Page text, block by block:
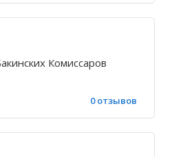
Комиссаров
0 отзывов